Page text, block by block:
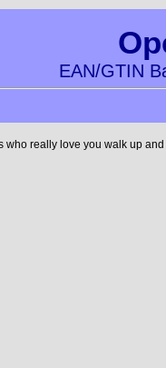
EAN/GTIN
who really love you walk up